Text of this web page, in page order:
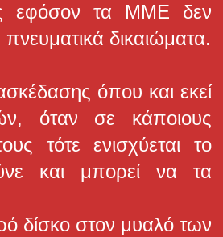
εφόσον τα ΜΜΕ δεν
δικαιώματα.
όπου και εκεί
όταν σε κάποιους
τότε ενισχύεται το
και μπορεί να τα
δίσκο στον μυαλό των